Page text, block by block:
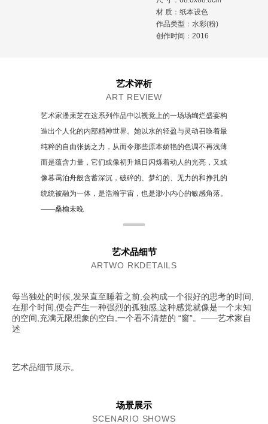
材 质： 纸本设色
作品类型：水彩(粉)
创作时间：2016
艺术评析
ART REVIEW
艺术家潘柬芝在这系列作品中以视觉上的一场场绚烂盛宴构
造出个人化的内部精神世界。她以水的轻盈与灵动召唤着最
纯粹的自由张扬之力，从而令那些原本娇艳的色调不再浅薄
而是蕴含力量，它们或像初升旭日闪烁着动人的光亮，又或
像暮霭泊舟般含蓄深沉，破碎的、梦幻的、无力的和挣扎的
统统被融为一体，是浩瀚宇宙，也是渺小内心的敏感角落。
——桑榆未晚
艺术品细节
ARTWO RKDETAILS
每当独处的时候,发呆直至睡着之前,会构成一个很好的思考的时间,
在那个时间,便会产生一种强烈的孤独感,这种感觉就像是一个未知
的空间,充满无限想象的空白,一个看不清楚的 “窗”。——艺术家自
述
艺术品细节展示。
场景展示
SCENARIO SHOWS